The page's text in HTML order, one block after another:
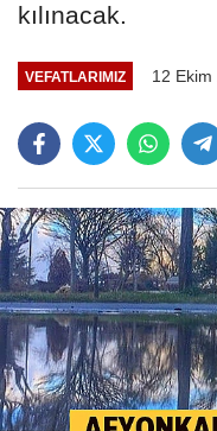
kılınacak.
VEFATLARIMIZ 12